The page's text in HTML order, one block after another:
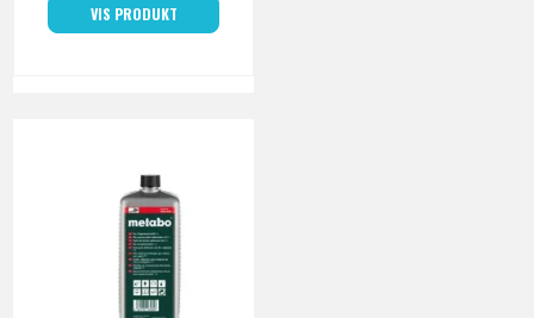
VIS PRODUKT